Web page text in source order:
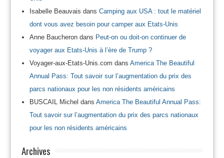
Isabelle Beauvais dans Camping aux USA : tout le matériel
dont vous avez besoin pour camper aux Etats-Unis
Anne Baucherondans Peut-on ou doit-on continuer de
voyager aux Etats-Unis à l’ère de Trump ?
Voyager-aux-Etats-Unis.com dans America The Beautiful
Annual Pass: Tout savoir sur l’augmentation du prix des
parcs nationaux pour les non résidents américains
BUSCAIL Michel dans America The Beautiful Annual Pass:
Tout savoir sur l’augmentation du prix des parcs nationaux
pour les non résidents américains
Archives